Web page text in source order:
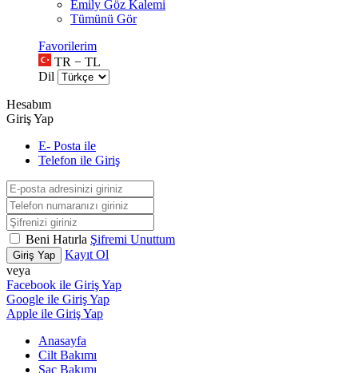
Emily Göz Kalemi
Tümünü Gör
Favorilerim
TR − TL
Dil
Hesabım
Giriş Yap
E- Posta ile
Telefon ile Giriş
Beni Hatırla Şifremi Unuttum
Giriş Yap
Kayıt Ol
veya
Facebook ile Giriş Yap
Google ile Giriş Yap
Apple ile Giriş Yap
Anasayfa
Cilt Bakımı
Saç Bakımı